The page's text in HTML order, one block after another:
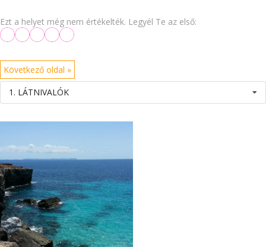
Ezt a helyet még nem értékelték. Legyél Te az első:
Következő oldal »
1. LÁTNIVALÓK